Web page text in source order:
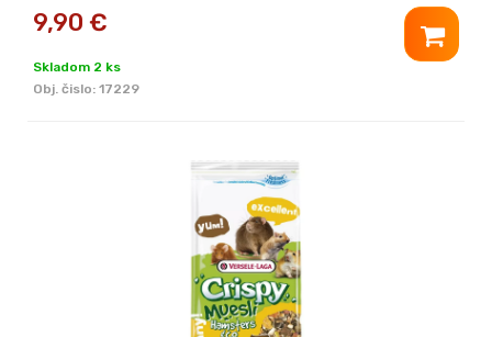
9,90 €
Skladom 2 ks
Obj. čislo: 17229